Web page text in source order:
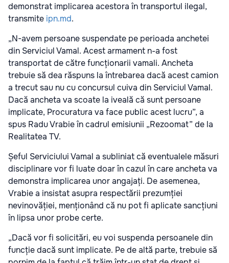
demonstrat implicarea acestora în transportul ilegal,
transmite ipn.md.
„N-avem persoane suspendate pe perioada anchetei
din Serviciul Vamal. Acest armament n-a fost
transportat de către funcționarii vamali. Ancheta
trebuie să dea răspuns la întrebarea dacă acest camion
a trecut sau nu cu concursul cuiva din Serviciul Vamal.
Dacă ancheta va scoate la iveală că sunt persoane
implicate, Procuratura va face public acest lucru”, a
spus Radu Vrabie în cadrul emisiunii „Rezoomat” de la
Realitatea TV.
Șeful Serviciului Vamal a subliniat că eventualele măsuri
disciplinare vor fi luate doar în cazul în care ancheta va
demonstra implicarea unor angajați. De asemenea,
Vrabie a insistat asupra respectării prezumției
nevinovăției, menționând că nu pot fi aplicate sancțiuni
în lipsa unor probe certe.
„Dacă vor fi solicitări, eu voi suspenda persoanele din
funcție dacă sunt implicate. Pe de altă parte, trebuie să